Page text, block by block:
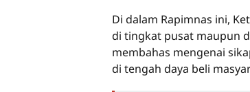
Di dalam Rapimnas ini,
di tingkat pusat maupun
membahas mengenai
di tengah daya beli